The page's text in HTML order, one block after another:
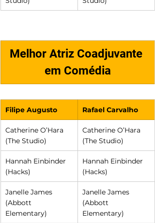
Melhor Atriz Coadjuvante
em Comédia
Filipe Augusto Rafael Carvalho
Catherine O’Hara
(The Studio)
Catherine O’Hara
(The Studio)
Hannah Einbinder
(Hacks)
Hannah Einbinder
(Hacks)
Janelle James
(Abbott
Elementary)
Janelle James
(Abbott
Elementary)